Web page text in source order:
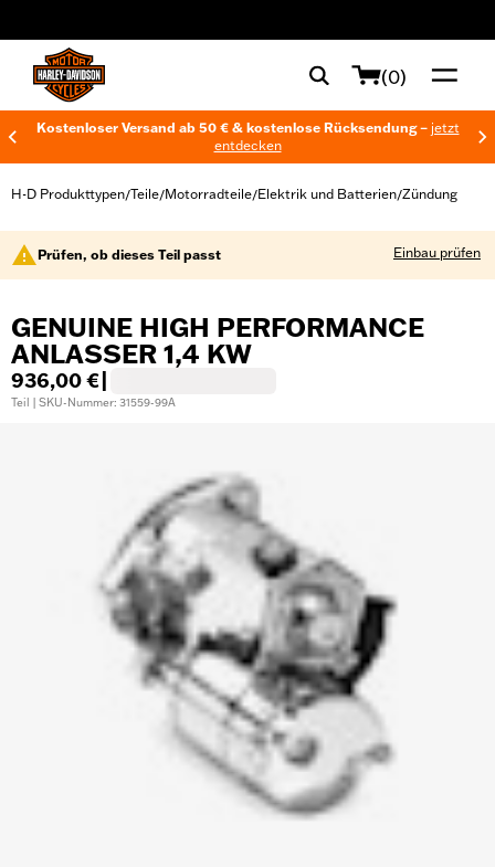
(0)
Kostenloser Versand ab 50 € & kostenlose Rücksendung – jetzt
entdecken
H-D Produkttypen/Teile/Motorradteile/Elektrik und Batterien/Zündung
Prüfen, ob dieses Teil passt Einbau prüfen
GENUINE HIGH PERFORMANCE
ANLASSER 1,4 KW
936,00 €
Teil | SKU-Nummer: 31559-99A